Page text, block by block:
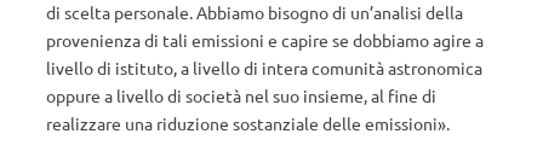
di scelta personale. Abbiamo bisogno di un’analisi della
provenienza di tali emissioni e capire se dobbiamo agire a
livello di istituto, a livello di intera comunità astronomica
oppure a livello di società nel suo insieme, al fine di
realizzare una riduzione sostanziale delle emissioni».